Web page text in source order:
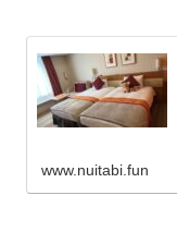
www.nuitabi.fun